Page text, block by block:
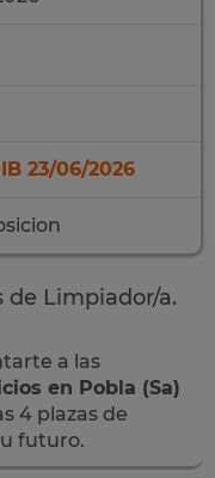
23/06/2026
de Limpiador/a.
a las
en Pobla (Sa)
4 plazas de
futuro.